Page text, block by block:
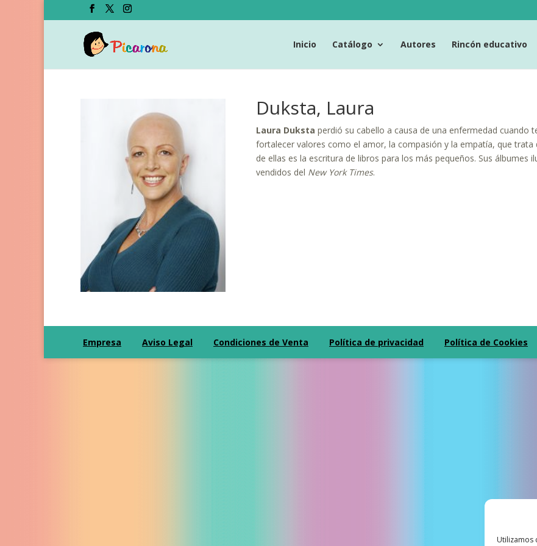
Utilizamos
Inicio Catálogo Autores Rincón educativo
Duksta, Laura
Laura Duksta perdió su cabello a causa de una enfermedad cuando
fortalecer valores como el amor, la compasión y la empatía, que
de ellas es la escritura de libros para los más pequeños. Sus álbumes
vendidos del New York Times.
Empresa Aviso Legal Condiciones de Venta Política de privacidad Política de Cookies